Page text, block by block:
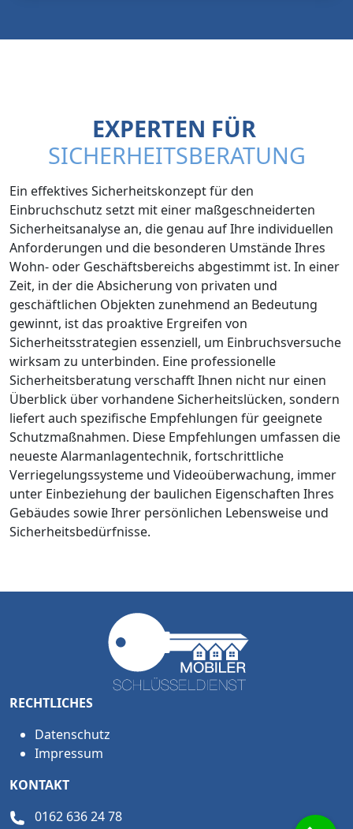
EXPERTEN FÜR
SICHERHEITSBERATUNG
Ein effektives Sicherheitskonzept für den
Einbruchschutz setzt mit einer maßgeschneiderten
Sicherheitsanalyse an, die genau auf Ihre individuellen
Anforderungen und die besonderen Umstände Ihres
Wohn- oder Geschäftsbereichs abgestimmt ist. In einer
Zeit, in der die Absicherung von privaten und
geschäftlichen Objekten zunehmend an Bedeutung
gewinnt, ist das proaktive Ergreifen von
Sicherheitsstrategien essenziell, um Einbruchsversuche
wirksam zu unterbinden. Eine professionelle
Sicherheitsberatung verschafft Ihnen nicht nur einen
Überblick über vorhandene Sicherheitslücken, sondern
liefert auch spezifische Empfehlungen für geeignete
Schutzmaßnahmen. Diese Empfehlungen umfassen die
neueste Alarmanlagentechnik, fortschrittliche
Verriegelungssysteme und Videoüberwachung, immer
unter Einbeziehung der baulichen Eigenschaften Ihres
Gebäudes sowie Ihrer persönlichen Lebensweise und
Sicherheitsbedürfnisse.
RECHTLICHES
Datenschutz
Impressum
KONTAKT
0162 636 24 78